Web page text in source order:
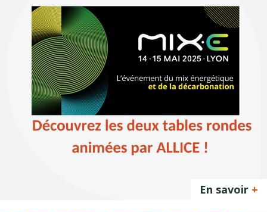
En savoir +